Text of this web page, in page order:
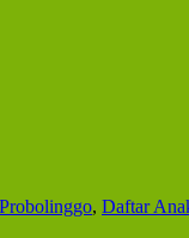
, Daftar